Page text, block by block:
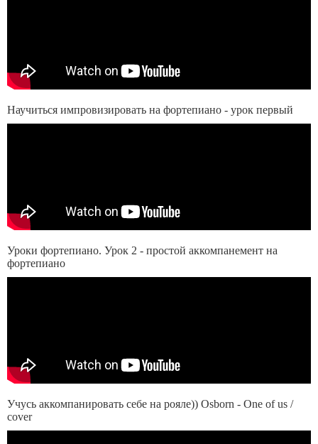
Научиться импровизировать на фортепиано - урок первый
Уроки фортепиано. Урок 2 - простой аккомпанемент на
фортепиано
Учусь аккомпанировать себе на рояле)) Osborn - One of us /
cover